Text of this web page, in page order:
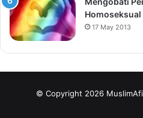
17 May 2013
© Copyright 2026